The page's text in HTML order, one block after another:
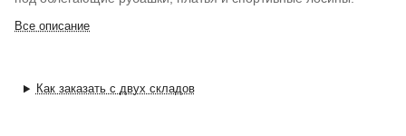
Все описание
Как заказать с двух складов